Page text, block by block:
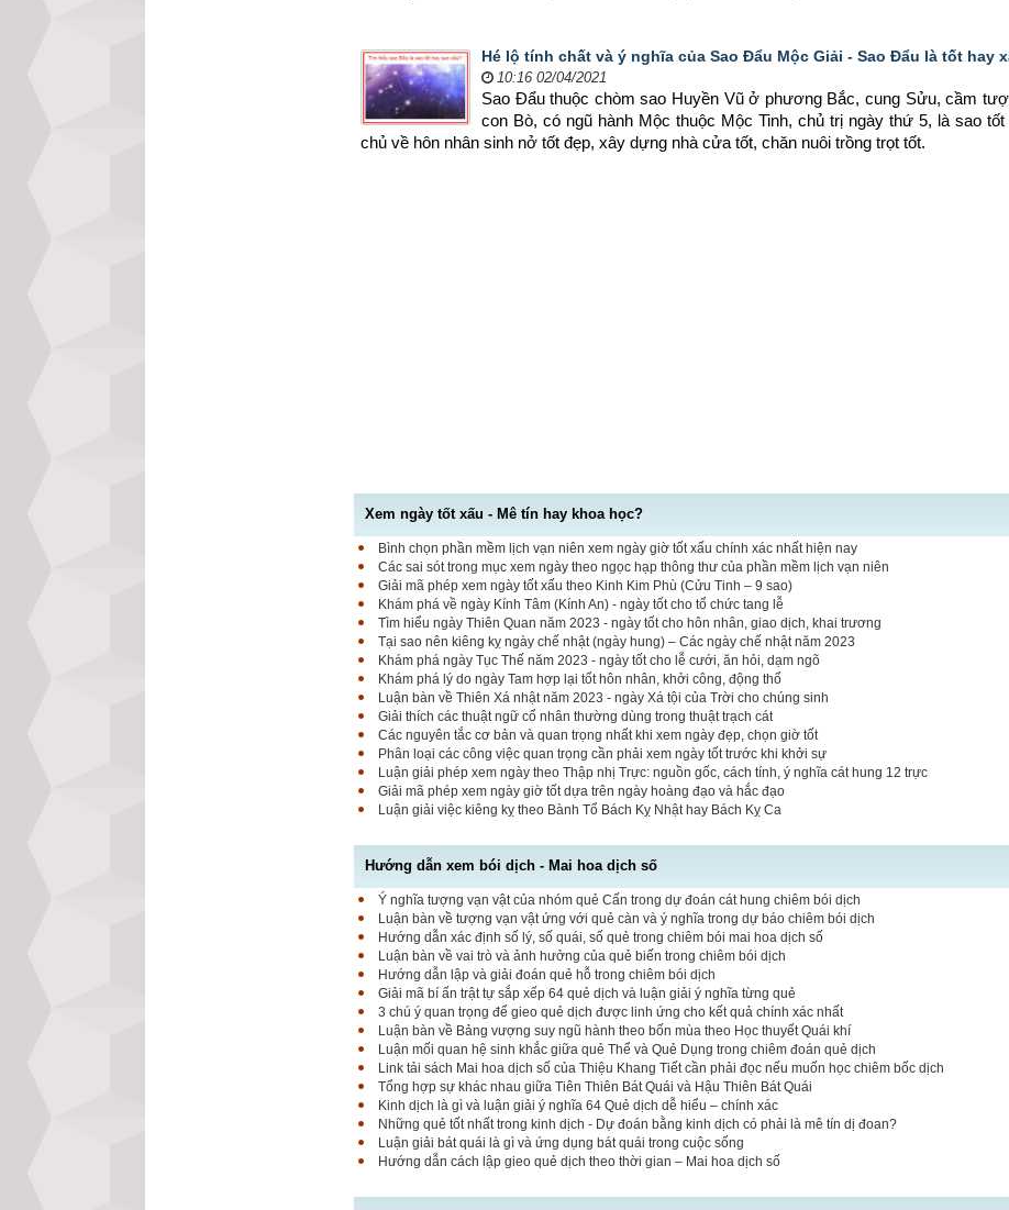
Hé lộ tính chất và ý nghĩa của Sao Đẩu Mộc Giải - Sao Đẩu là tốt hay
10:16 02/04/2021
Sao Đẩu thuộc chòm sao Huyền Vũ ở phương Bắc, cung Sửu, cầm
con Bò, có ngũ hành Mộc thuộc Mộc Tinh, chủ trị ngày thứ 5, là sao
chủ về hôn nhân sinh nở tốt đẹp, xây dựng nhà cửa tốt, chăn nuôi trồng trọt tốt.
Xem ngày tốt xấu - Mê tín hay khoa học?
Bình chọn phần mềm lịch vạn niên xem ngày giờ tốt xấu chính xác nhất hiện nay
Các sai sót trong mục xem ngày theo ngọc hạp thông thư của phần mềm lịch vạn niên
Giải mã phép xem ngày tốt xấu theo Kinh Kim Phù (Cửu Tinh – 9 sao)
Khám phá về ngày Kính Tâm (Kính An) - ngày tốt cho tổ chức tang lễ
Tìm hiểu ngày Thiên Quan năm 2023 - ngày tốt cho hôn nhân, giao dịch, khai trương
Tại sao nên kiêng kỵ ngày chế nhật (ngày hung) – Các ngày chế nhật năm 2023
Khám phá ngày Tục Thế năm 2023 - ngày tốt cho lễ cưới, ăn hỏi, dạm ngõ
Khám phá lý do ngày Tam hợp lại tốt hôn nhân, khởi công, động thổ
Luận bàn về Thiên Xá nhật năm 2023 - ngày Xá tội của Trời cho chúng sinh
Giải thích các thuật ngữ cổ nhân thường dùng trong thuật trạch cát
Các nguyên tắc cơ bản và quan trọng nhất khi xem ngày đẹp, chọn giờ tốt
Phân loại các công việc quan trọng cần phải xem ngày tốt trước khi khởi sự
Luận giải phép xem ngày theo Thập nhị Trực: nguồn gốc, cách tính, ý nghĩa cát hung 12 trực
Giải mã phép xem ngày giờ tốt dựa trên ngày hoàng đạo và hắc đạo
Luận giải việc kiêng kỵ theo Bành Tổ Bách Kỵ Nhật hay Bách Kỵ Ca
Hướng dẫn xem bói dịch - Mai hoa dịch số
Ý nghĩa tượng vạn vật của nhóm quẻ Cấn trong dự đoán cát hung chiêm bói dịch
Luận bàn về tượng vạn vật ứng với quẻ càn và ý nghĩa trong dự báo chiêm bói dịch
Hướng dẫn xác định số lý, số quái, số quẻ trong chiêm bói mai hoa dịch số
Luận bàn về vai trò và ảnh hưởng của quẻ biến trong chiêm bói dịch
Hướng dẫn lập và giải đoán quẻ hỗ trong chiêm bói dịch
Giải mã bí ấn trật tự sắp xếp 64 quẻ dịch và luận giải ý nghĩa từng quẻ
3 chú ý quan trọng để gieo quẻ dịch được linh ứng cho kết quả chính xác nhất
Luận bàn về Bảng vượng suy ngũ hành theo bốn mùa theo Học thuyết Quái khí
Luận mối quan hệ sinh khắc giữa quẻ Thể và Quẻ Dụng trong chiêm đoán quẻ dịch
Link tải sách Mai hoa dịch số của Thiệu Khang Tiết cần phải đọc nếu muốn học chiêm bốc dịch
Tổng hợp sự khác nhau giữa Tiên Thiên Bát Quái và Hậu Thiên Bát Quái
Kinh dịch là gì và luận giải ý nghĩa 64 Quẻ dịch dễ hiểu – chính xác
Những quẻ tốt nhất trong kinh dịch - Dự đoán bằng kinh dịch có phải là mê tín dị đoan?
Luận giải bát quái là gì và ứng dụng bát quái trong cuộc sống
Hướng dẫn cách lập gieo quẻ dịch theo thời gian – Mai hoa dịch số